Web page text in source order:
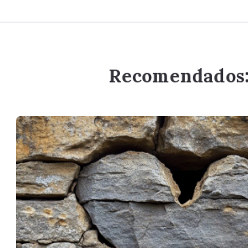
Recomendados: